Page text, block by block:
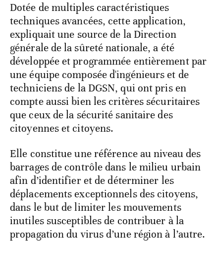
Dotée de multiples caractéristiques
techniques avancées, cette application,
expliquait une source de la Direction
générale de la sûreté nationale, a été
développée et programmée entièrement par
une équipe composée d'ingénieurs et de
techniciens de la DGSN, qui ont pris en
compte aussi bien les critères sécuritaires
que ceux de la sécurité sanitaire des
citoyennes et citoyens.
Elle constitue une référence au niveau des
barrages de contrôle dans le milieu urbain
afin d’identifier et de déterminer les
déplacements exceptionnels des citoyens,
dans le but de limiter les mouvements
inutiles susceptibles de contribuer à la
propagation du virus d’une région à l’autre.